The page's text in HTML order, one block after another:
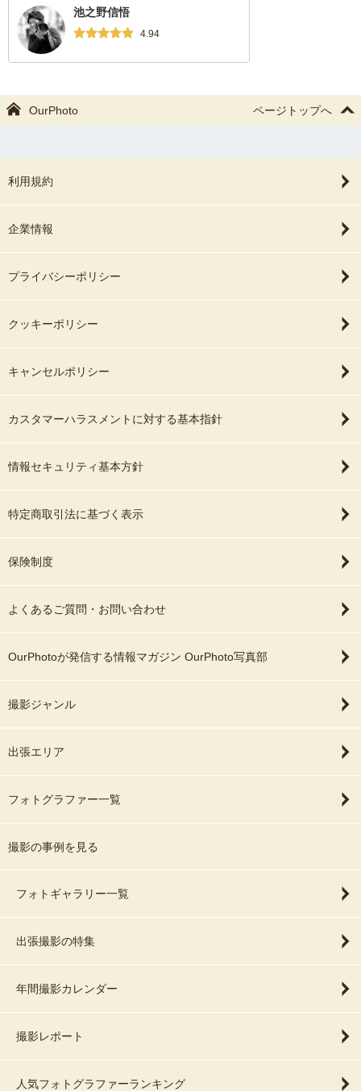
池之野信悟
4.94
OurPhoto ページトップへ
利用規約
企業情報
プライバシーポリシー
クッキーポリシー
キャンセルポリシー
カスタマーハラスメントに対する基本指針
情報セキュリティ基本方針
特定商取引法に基づく表示
保険制度
よくあるご質問・お問い合わせ
OurPhotoが発信する情報マガジン OurPhoto写真部
撮影ジャンル
出張エリア
フォトグラファー一覧
撮影の事例を見る
フォトギャラリー一覧
出張撮影の特集
年間撮影カレンダー
撮影レポート
人気フォトグラファーランキング